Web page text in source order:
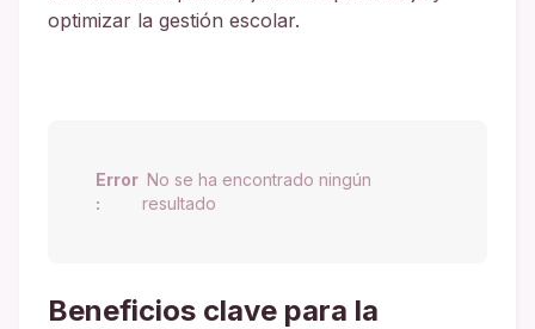
optimizar la gestión escolar.
Error
:
No se ha encontrado ningún
resultado
Beneficios clave para la